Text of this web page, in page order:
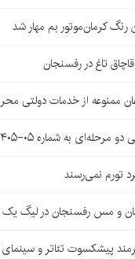
کرمان‌موتور بم مهار شد
ممنوعه از خدمات دولتی
به شماره ۰۵-۱۴۰۵ (تجدید اول)
تورم نمی‌رسند
و مس رفسنجان در لیگ یک
پیشکسوت تئاتر و